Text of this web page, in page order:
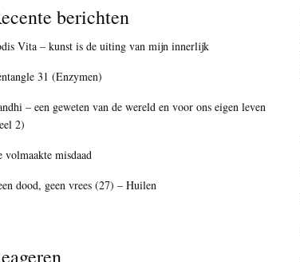
berichten
Vita – kunst is de uiting van mijn innerlijk
31 (Enzymen)
– een geweten van de wereld en voor ons eigen leven
2)
volmaakte misdaad
dood, geen vrees (27) – Huilen